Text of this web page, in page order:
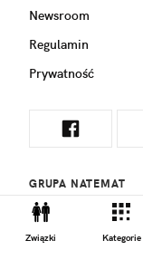
Związki Kategorie
Newsroom
Regulamin
Prywatność
GRUPA NATEMAT